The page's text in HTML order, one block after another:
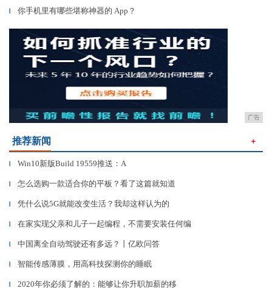
▎ 你手机里有哪些堪称神器的 App？
广告
推荐新闻 ＋
▎ Win10新版Build 19559推送：A
▎ 怎么选购一款适合你的平板？看了这篇就知道
▎ 凭什么说5G就能改变生活？我却这样认为的
▎ 在家实现父亲和儿子一起编程，不需要安装任何编
▎ 中国离全自动驾驶还有多远？丨亿欧问答
▎ 智能传感薄膜，用高科技探测你的睡眠
▎ 2020年你必须了解的：能够让你升职加薪的移